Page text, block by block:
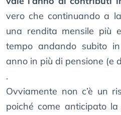
vero che continuando a
una rendita mensile più
tempo andando subito
anno in più di pensione (e
.
Ovviamente non c’è un
poiché come anticipato la